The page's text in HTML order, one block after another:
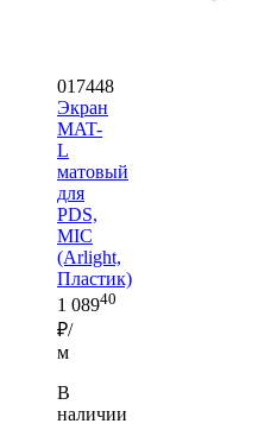
017448
Экран
MAT-
L
матовый
для
PDS,
MIC
(Arlight,
Пластик)
1 08940
₽/
м
В
наличии